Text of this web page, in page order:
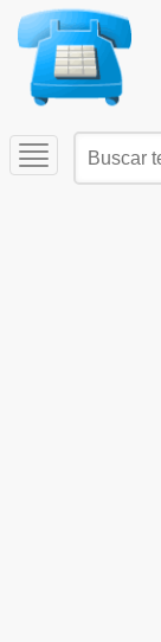
Toggle
navigation